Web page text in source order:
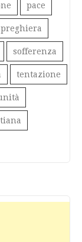
pace
preghiera
sofferenza
tentazione